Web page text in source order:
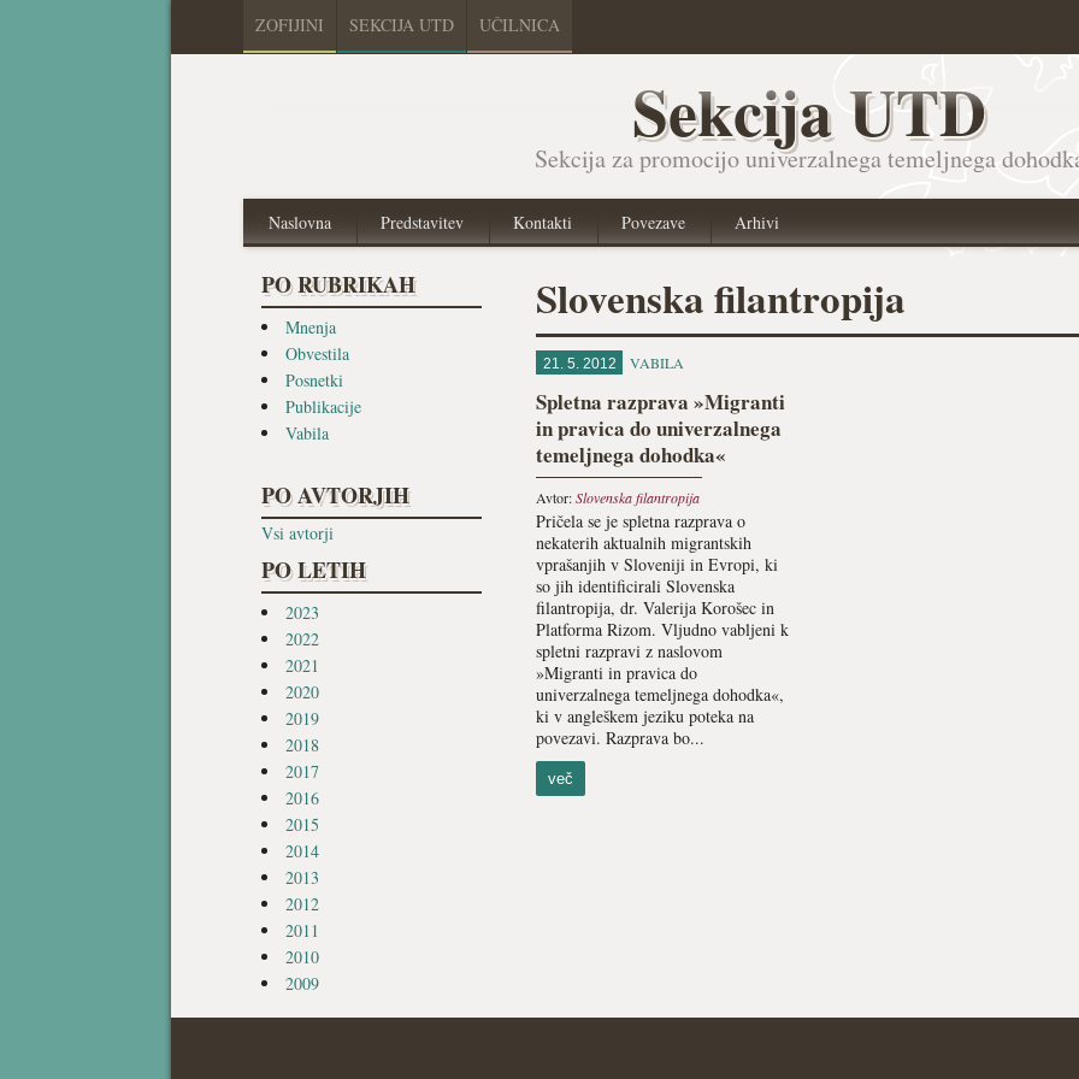
ZOFIJINI SEKCIJA UTD UČILNICA
Sekcija UTD
Sekcija za promocijo univerzalnega temeljnega
Naslovna Predstavitev Kontakti Povezave Arhivi
PO RUBRIKAH
Mnenja
Obvestila
Posnetki
Publikacije
Vabila
PO AVTORJIH
Vsi avtorji
PO LETIH
2023
2022
2021
2020
2019
2018
2017
2016
2015
2014
2013
2012
2011
2010
2009
Slovenska filantropija
21. 5. 2012 VABILA
Spletna razprava »Migranti
in pravica do univerzalnega
temeljnega dohodka«
Avtor:Slovenska filantropija
Pričela se je spletna razprava o
nekaterih aktualnih migrantskih
vprašanjih v Sloveniji in Evropi, ki
so jih identificirali Slovenska
filantropija, dr. Valerija Korošec in
Platforma Rizom. Vljudno vabljeni k
spletni razpravi z naslovom
»Migranti in pravica do
univerzalnega temeljnega dohodka«,
ki v angleškem jeziku poteka na
povezavi. Razprava bo...
več